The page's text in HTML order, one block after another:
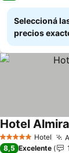
Seleccioná
precios
5 Estrellas Hotel
Hotel
8,5 Excelente